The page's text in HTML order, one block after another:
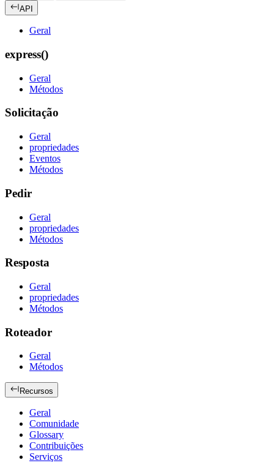
API
Geral
express()
Geral
Métodos
Solicitação
Geral
propriedades
Eventos
Métodos
Pedir
Geral
propriedades
Métodos
Resposta
Geral
propriedades
Métodos
Roteador
Geral
Métodos
Recursos
Geral
Comunidade
Glossary
Contribuições
Serviços